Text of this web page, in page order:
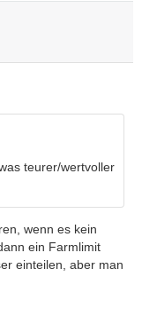
teurer/wertvoller
wenn es kein
ein Farmlimit
einteilen, aber man